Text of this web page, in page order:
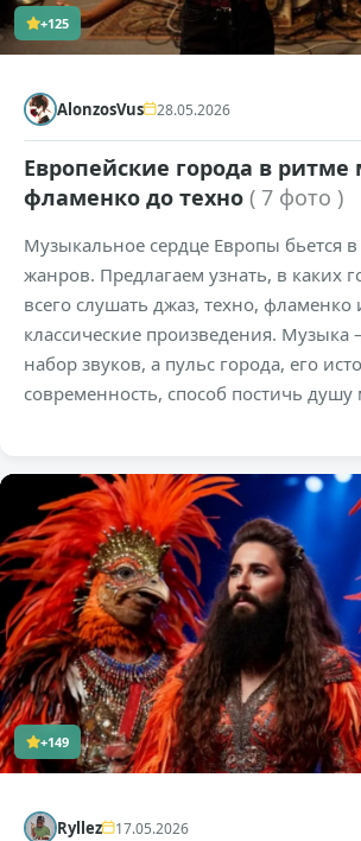
+125
AlonzosVus 28.05.2026
Европейские города в ритме
фламенко до техно ( 7 фото )
Музыкальное сердце Европы бьется
жанров. Предлагаем узнать, в каких
всего слушать джаз, техно, фламенко
классические произведения. Музыка
набор звуков, а пульс города, его
современность, способ постичь душу
+149
Ryllez 17.05.2026